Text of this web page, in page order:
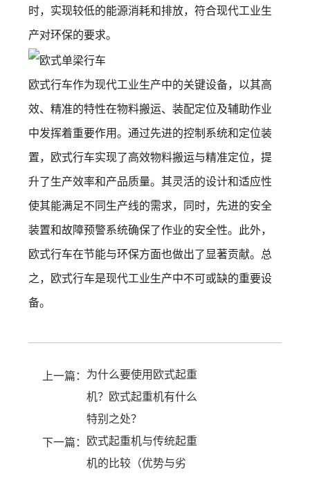
时，实现较低的能源消耗和排放，符合现代工业生
产对环保的要求。
欧式行车作为现代工业生产中的关键设备，以其高
效、精准的特性在物料搬运、装配定位及辅助作业
中发挥着重要作用。通过先进的控制系统和定位装
置，欧式行车实现了高效物料搬运与精准定位，提
升了生产效率和产品质量。其灵活的设计和适应性
使其能满足不同生产线的需求，同时，先进的安全
装置和故障预警系统确保了作业的安全性。此外，
欧式行车在节能与环保方面也做出了显著贡献。总
之，欧式行车是现代工业生产中不可或缺的重要设
备。
上一篇： 为什么要使用欧式起重
机？欧式起重机有什么
特别之处？
下一篇：
欧式起重机与传统起重
机的比较（优势与劣